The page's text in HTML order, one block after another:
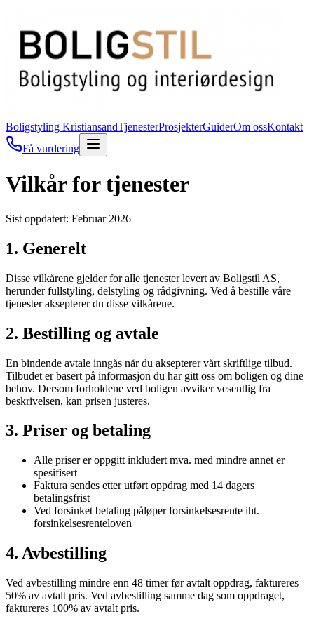
Boligstyling KristiansandTjenesterProsjekterGuiderOm ossKontakt
Få vurdering
Vilkår for tjenester
Sist oppdatert: Februar 2026
1. Generelt
Disse vilkårene gjelder for alle tjenester levert av Boligstil AS,
herunder fullstyling, delstyling og rådgivning. Ved å bestille våre
tjenester aksepterer du disse vilkårene.
2. Bestilling og avtale
En bindende avtale inngås når du aksepterer vårt skriftlige tilbud.
Tilbudet er basert på informasjon du har gitt oss om boligen og dine
behov. Dersom forholdene ved boligen avviker vesentlig fra
beskrivelsen, kan prisen justeres.
3. Priser og betaling
Alle priser er oppgitt inkludert mva. med mindre annet er
spesifisert
Faktura sendes etter utført oppdrag med 14 dagers
betalingsfrist
Ved forsinket betaling påløper forsinkelsesrente iht.
forsinkelsesrenteloven
4. Avbestilling
Ved avbestilling mindre enn 48 timer før avtalt oppdrag, faktureres
50% av avtalt pris. Ved avbestilling samme dag som oppdraget,
faktureres 100% av avtalt pris.